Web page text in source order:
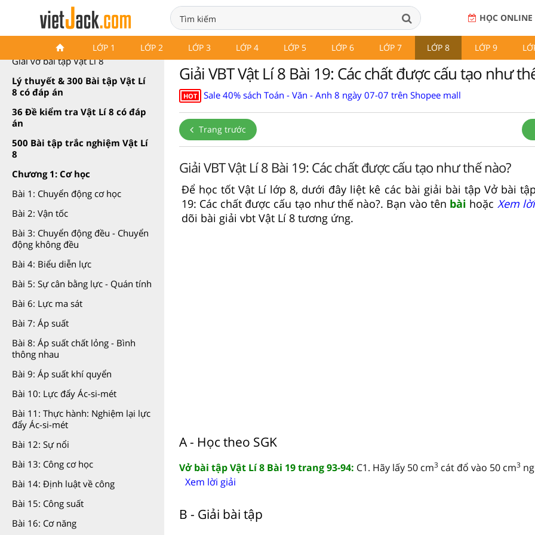
HỌC ONLINE
LỚP 1 LỚP 2 LỚP 3 LỚP 4 LỚP 5 LỚP 6 LỚP 7 LỚP 8 LỚP 9
Giải vở bài tập Vật Lí 8
Giải vở bài tập Vật Lí 8
Lý thuyết & 300 Bài tập Vật Lí
8 có đáp án
36 Đề kiểm tra Vật Lí 8 có đáp
án
500 Bài tập trắc nghiệm Vật Lí
8
Chương 1: Cơ học
Bài 1: Chuyển động cơ học
Bài 2: Vận tốc
Bài 3: Chuyển động đều - Chuyển
động không đều
Bài 4: Biểu diễn lực
Bài 5: Sự cân bằng lực - Quán tính
Bài 6: Lực ma sát
Bài 7: Áp suất
Bài 8: Áp suất chất lỏng - Bình
thông nhau
Bài 9: Áp suất khí quyển
Bài 10: Lực đẩy Ác-si-mét
Bài 11: Thực hành: Nghiệm lại lực
đẩy Ác-si-mét
Bài 12: Sự nổi
Bài 13: Công cơ học
Bài 14: Định luật về công
Bài 15: Công suất
Bài 16: Cơ năng
Giải VBT Vật Lí 8 Bài 19: Các chất được cấu tạo như
HOT Sale 40% sách Toán - Văn - Anh 8 ngày 07-07 trên Shopee mall
Trang trước
Giải VBT Vật Lí 8 Bài 19: Các chất được cấu tạo như thế nào?
Để học tốt Vật Lí lớp 8, dưới đây liệt kê các bài giải bài tập Vở bài
19: Các chất được cấu tạo như thế nào?. Bạn vào tên bài hoặc Xem
dõi bài giải vbt Vật Lí 8 tương ứng.
A - Học theo SGK
Vở bài tập Vật Lí 8 Bài 19 trang 93-94: C1. Hãy lấy 50 cm3 cát đổ vào 50 cm3
Xem lời giải
B - Giải bài tập